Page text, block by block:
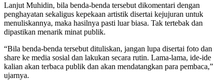
Lanjut Muhidin, bila benda-benda tersebut dikomentari dengan
penghayatan sekaligus kepekaan artistik disertai kejujuran untuk
menuliskannya, maka hasilnya pasti luar biasa. Tak tertebak dan
dipastikan menarik minat publik.
“Bila benda-benda tersebut dituliskan, jangan lupa disertai foto dan
share ke media sosial dan lakukan secara rutin. Lama-lama, ide-ide
kalian akan terbaca publik dan akan mendatangkan para pembaca,”
ujarnya.